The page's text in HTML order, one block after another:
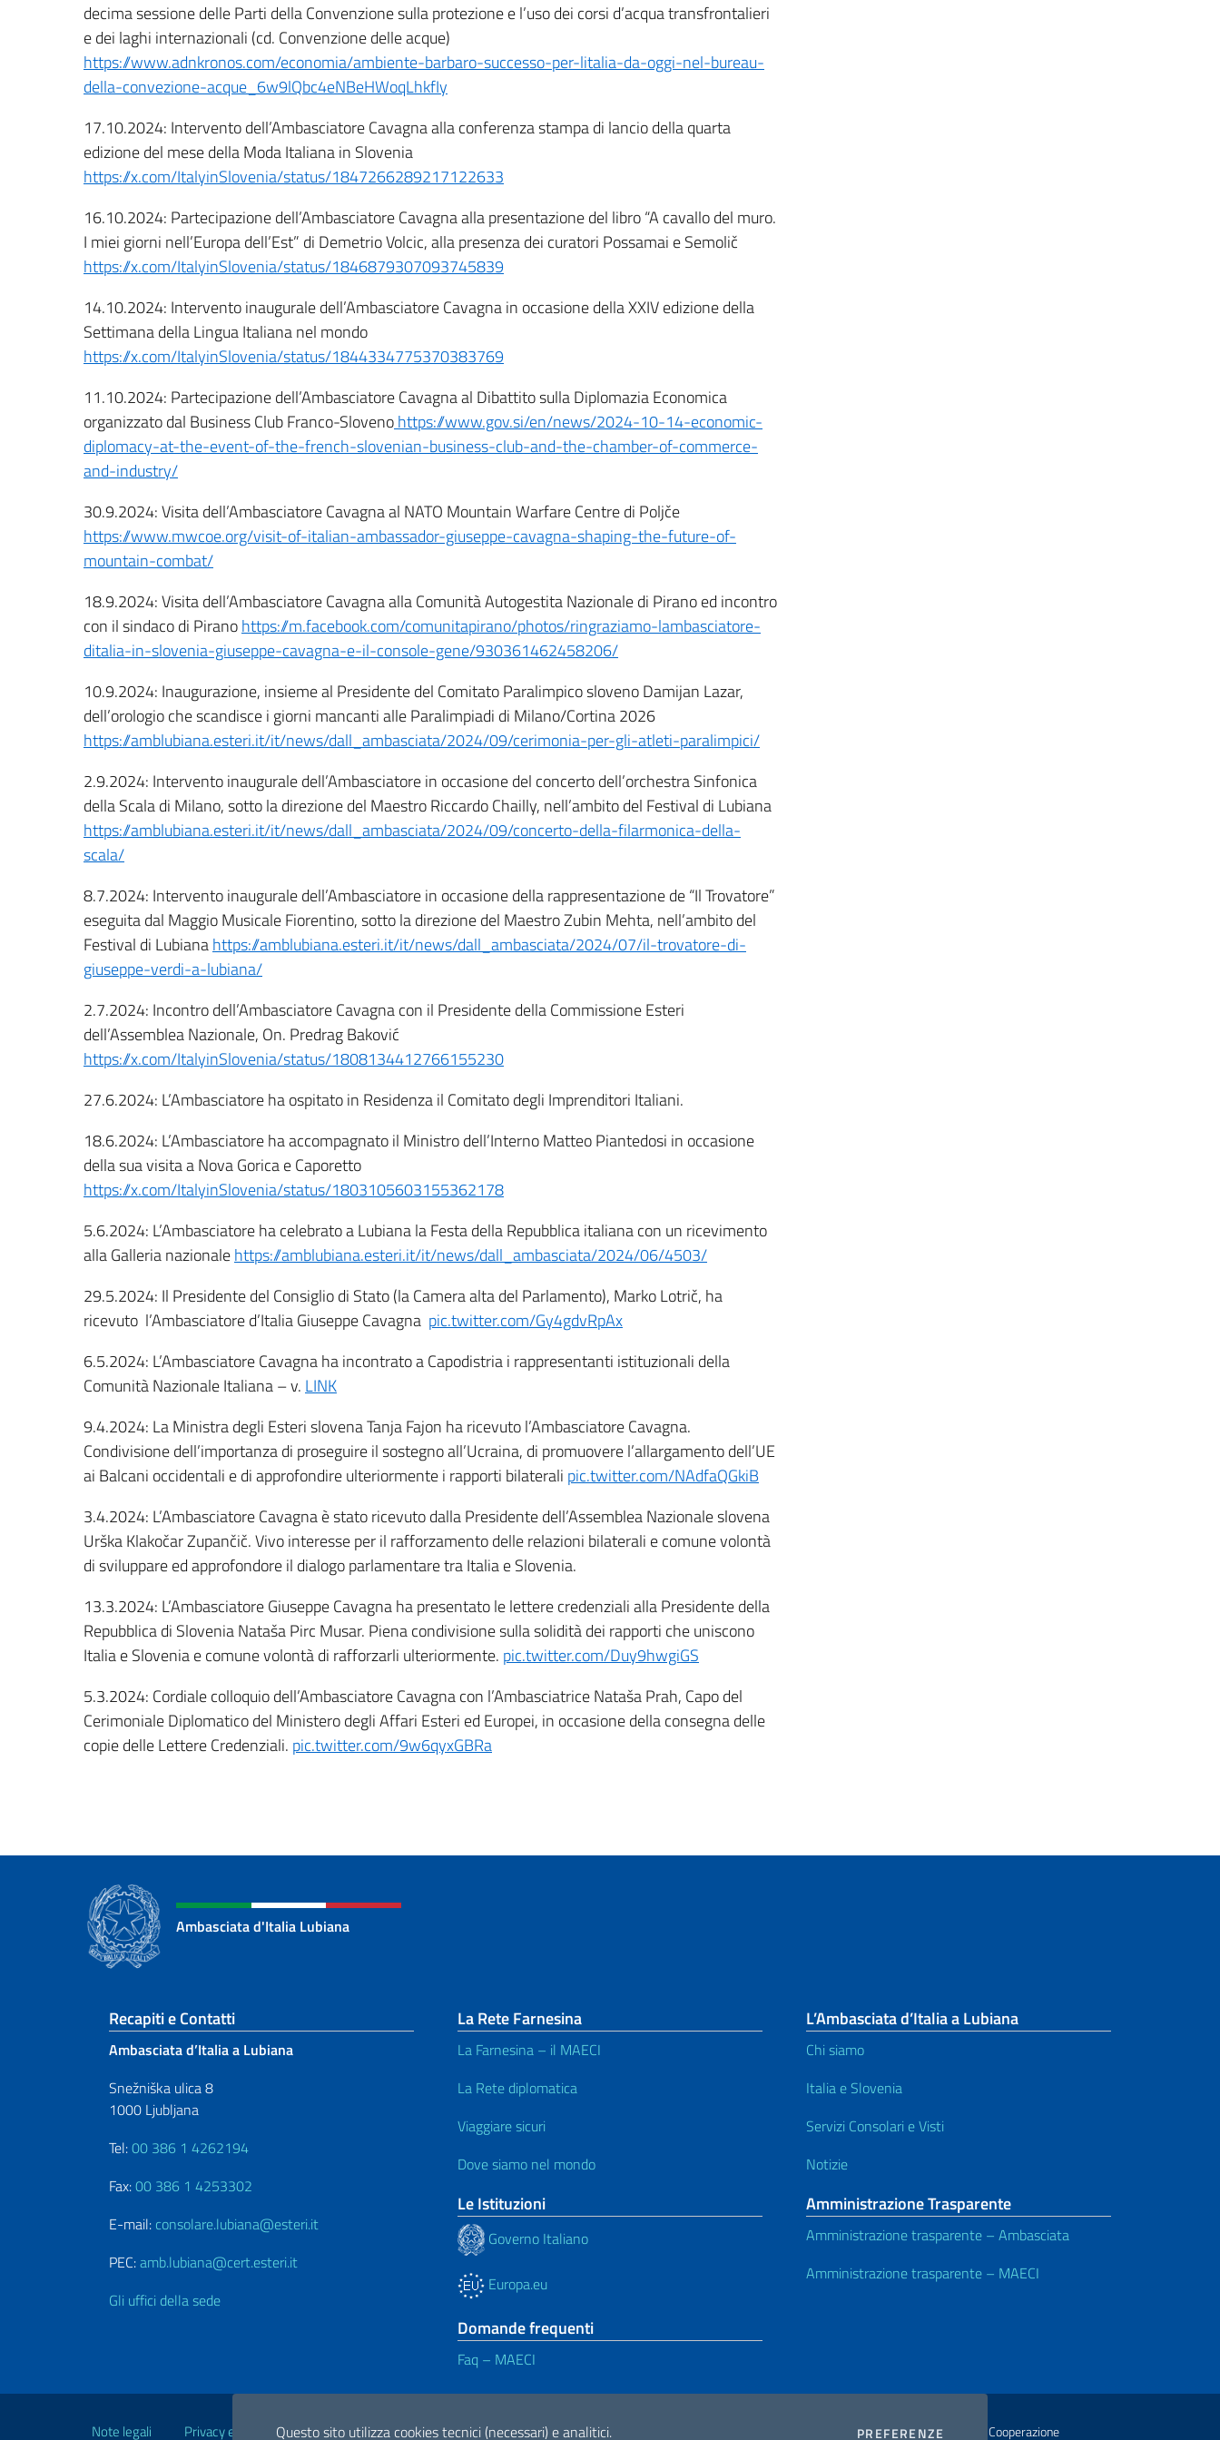
Questo sito utilizza cookies tecnici (necessari) e analitici.
PREFERENZE COOKIES
decima sessione delle Parti della Convenzione sulla protezione e l’uso dei corsi d’acqua transfrontalieri
e dei laghi internazionali (cd. Convenzione delle acque)
https://www.adnkronos.com/economia/ambiente-barbaro-successo-per-litalia-da-oggi-nel-bureau-
della-convezione-acque_6w9lQbc4eNBeHWoqLhkfIy
17.10.2024: Intervento dell’Ambasciatore Cavagna alla conferenza stampa di lancio della quarta
edizione del mese della Moda Italiana in Slovenia
https://x.com/ItalyinSlovenia/status/1847266289217122633
16.10.2024: Partecipazione dell’Ambasciatore Cavagna alla presentazione del libro “A cavallo del muro.
I miei giorni nell’Europa dell’Est” di Demetrio Volcic, alla presenza dei curatori Possamai e Semolič
https://x.com/ItalyinSlovenia/status/1846879307093745839
14.10.2024: Intervento inaugurale dell’Ambasciatore Cavagna in occasione della XXIV edizione della
Settimana della Lingua Italiana nel mondo
https://x.com/ItalyinSlovenia/status/1844334775370383769
11.10.2024: Partecipazione dell’Ambasciatore Cavagna al Dibattito sulla Diplomazia Economica
organizzato dal Business Club Franco-Slovenohttps://www.gov.si/en/news/2024-10-14-economic-
diplomacy-at-the-event-of-the-french-slovenian-business-club-and-the-chamber-of-commerce-
and-industry/
30.9.2024: Visita dell’Ambasciatore Cavagna al NATO Mountain Warfare Centre di Poljče
https://www.mwcoe.org/visit-of-italian-ambassador-giuseppe-cavagna-shaping-the-future-of-
mountain-combat/
18.9.2024: Visita dell’Ambasciatore Cavagna alla Comunità Autogestita Nazionale di Pirano ed incontro
con il sindaco di Piranohttps://m.facebook.com/comunitapirano/photos/ringraziamo-lambasciatore-
ditalia-in-slovenia-giuseppe-cavagna-e-il-console-gene/930361462458206/
10.9.2024: Inaugurazione, insieme al Presidente del Comitato Paralimpico sloveno Damijan Lazar,
dell’orologio che scandisce i giorni mancanti alle Paralimpiadi di Milano/Cortina 2026
https://amblubiana.esteri.it/it/news/dall_ambasciata/2024/09/cerimonia-per-gli-atleti-paralimpici/
2.9.2024: Intervento inaugurale dell’Ambasciatore in occasione del concerto dell’orchestra Sinfonica
della Scala di Milano, sotto la direzione del Maestro Riccardo Chailly, nell’ambito del Festival di Lubiana
https://amblubiana.esteri.it/it/news/dall_ambasciata/2024/09/concerto-della-filarmonica-della-
scala/
8.7.2024: Intervento inaugurale dell’Ambasciatore in occasione della rappresentazione de “Il Trovatore”
eseguita dal Maggio Musicale Fiorentino, sotto la direzione del Maestro Zubin Mehta, nell’ambito del
Festival di Lubianahttps://amblubiana.esteri.it/it/news/dall_ambasciata/2024/07/il-trovatore-di-
giuseppe-verdi-a-lubiana/
2.7.2024: Incontro dell’Ambasciatore Cavagna con il Presidente della Commissione Esteri
dell’Assemblea Nazionale, On. Predrag Baković
https://x.com/ItalyinSlovenia/status/1808134412766155230
27.6.2024: L’Ambasciatore ha ospitato in Residenza il Comitato degli Imprenditori Italiani.
18.6.2024: L’Ambasciatore ha accompagnato il Ministro dell’Interno Matteo Piantedosi in occasione
della sua visita a Nova Gorica e Caporetto
https://x.com/ItalyinSlovenia/status/1803105603155362178
5.6.2024: L’Ambasciatore ha celebrato a Lubiana la Festa della Repubblica italiana con un ricevimento
alla Galleria nazionalehttps://amblubiana.esteri.it/it/news/dall_ambasciata/2024/06/4503/
29.5.2024: Il Presidente del Consiglio di Stato (la Camera alta del Parlamento), Marko Lotrič, ha
ricevuto l’Ambasciatore d’Italia Giuseppe Cavagna pic.twitter.com/Gy4gdvRpAx
6.5.2024: L’Ambasciatore Cavagna ha incontrato a Capodistria i rappresentanti istituzionali della
Comunità Nazionale Italiana – v. LINK
9.4.2024: La Ministra degli Esteri slovena Tanja Fajon ha ricevuto l’Ambasciatore Cavagna.
Condivisione dell’importanza di proseguire il sostegno all’Ucraina, di promuovere l’allargamento dell’UE
ai Balcani occidentali e di approfondire ulteriormente i rapporti bilaterali pic.twitter.com/NAdfaQGkiB
3.4.2024: L’Ambasciatore Cavagna è stato ricevuto dalla Presidente dell’Assemblea Nazionale slovena
Urška Klakočar Zupančič. Vivo interesse per il rafforzamento delle relazioni bilaterali e comune volontà
di sviluppare ed approfondore il dialogo parlamentare tra Italia e Slovenia.
13.3.2024: L’Ambasciatore Giuseppe Cavagna ha presentato le lettere credenziali alla Presidente della
Repubblica di Slovenia Nataša Pirc Musar. Piena condivisione sulla solidità dei rapporti che uniscono
Italia e Slovenia e comune volontà di rafforzarli ulteriormente. pic.twitter.com/Duy9hwgiGS
5.3.2024: Cordiale colloquio dell’Ambasciatore Cavagna con l’Ambasciatrice Nataša Prah, Capo del
Cerimoniale Diplomatico del Ministero degli Affari Esteri ed Europei, in occasione della consegna delle
copie delle Lettere Credenziali. pic.twitter.com/9w6qyxGBRa
Ambasciata d'Italia Lubiana
Sezione footer
Recapiti e Contatti
Ambasciata d’Italia a Lubiana
Snežniška ulica 8
1000 Ljubljana
Tel:00 386 1 4262194
Fax:00 386 1 4253302
E-mail: consolare.lubiana@esteri.it
PEC:amb.lubiana@cert.esteri.it
Gli uffici della sede
La Rete Farnesina
La Farnesina – il MAECI
La Rete diplomatica
Viaggiare sicuri
Dove siamo nel mondo
Le Istituzioni
Governo Italiano
Europa.eu
Domande frequenti
Faq – MAECI
L’Ambasciata d’Italia a Lubiana
Chi siamo
Italia e Slovenia
Servizi Consolari e Visti
Notizie
Amministrazione Trasparente
Amministrazione trasparente – Ambasciata
Amministrazione trasparente – MAECI
Note legali Privacy e cookie policy Dichiarazione di accessibilità 2026 Copyright Ministero degli Affari Esteri e della Cooperazione